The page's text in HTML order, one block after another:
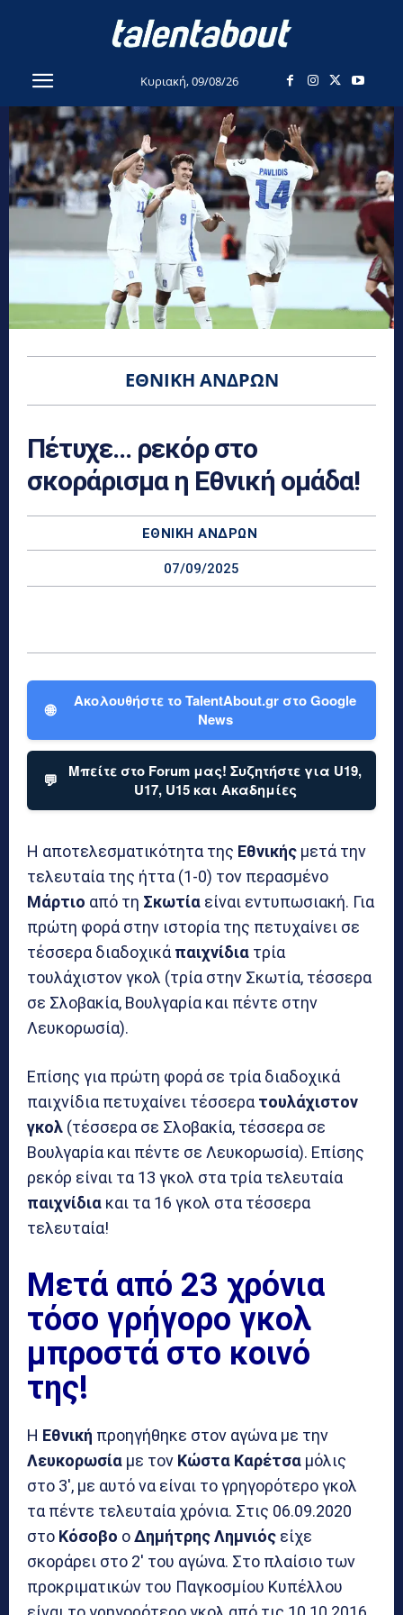
Κυριακή, 09/08/26
ΕΘΝΙΚΉ ΑΝΔΡΏΝ
Πέτυχε… ρεκόρ στο
σκοράρισμα η Εθνική ομάδα!
ΕΘΝΙΚΉ ΑΝΔΡΏΝ
07/09/2025
🌐
Ακολουθήστε το TalentAbout.gr στο Google
News
💬
Μπείτε στο Forum μας! Συζητήστε για U19,
U17, U15 και Ακαδημίες
Η αποτελεσματικότητα της Εθνικής μετά την
τελευταία της ήττα (1-0) τον περασμένο
Μάρτιο από τη Σκωτία είναι εντυπωσιακή. Για
πρώτη φορά στην ιστορία της πετυχαίνει σε
τέσσερα διαδοχικά παιχνίδια τρία
τουλάχιστον γκολ (τρία στην Σκωτία, τέσσερα
σε Σλοβακία, Βουλγαρία και πέντε στην
Λευκορωσία).
Επίσης για πρώτη φορά σε τρία διαδοχικά
παιχνίδια πετυχαίνει τέσσερα τουλάχιστον
γκολ (τέσσερα σε Σλοβακία, τέσσερα σε
Βουλγαρία και πέντε σε Λευκορωσία). Επίσης
ρεκόρ είναι τα 13 γκολ στα τρία τελευταία
παιχνίδια και τα 16 γκολ στα τέσσερα
τελευταία!
Μετά από 23 χρόνια
τόσο γρήγορο γκολ
μπροστά στο κοινό
της!
Η Εθνική προηγήθηκε στον αγώνα με την
Λευκορωσία με τον Κώστα Καρέτσα μόλις
στο 3′, με αυτό να είναι το γρηγορότερο γκολ
τα πέντε τελευταία χρόνια. Στις 06.09.2020
στο Κόσοβο οΔημήτρης Λημνιός είχε
σκοράρει στο 2′ του αγώνα. Στο πλαίσιο των
προκριματικών του Παγκοσμίου Κυπέλλου